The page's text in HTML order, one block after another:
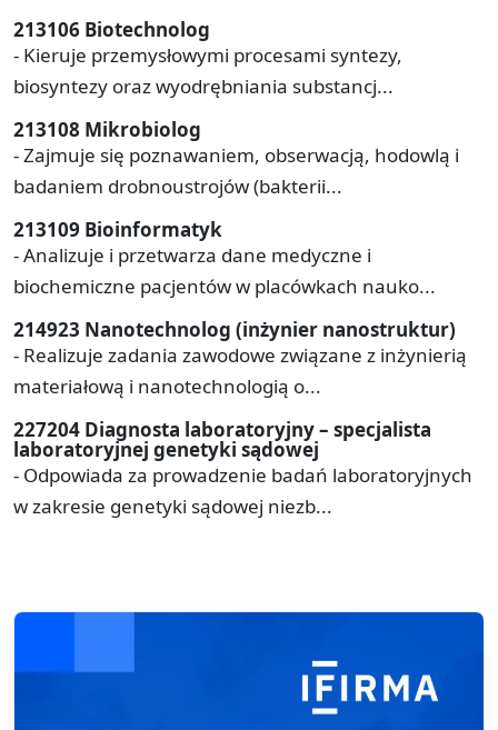
213106 Biotechnolog
- Kieruje przemysłowymi procesami syntezy,
biosyntezy oraz wyodrębniania substancj...
213108 Mikrobiolog
- Zajmuje się poznawaniem, obserwacją, hodowlą i
badaniem drobnoustrojów (bakterii...
213109 Bioinformatyk
- Analizuje i przetwarza dane medyczne i
biochemiczne pacjentów w placówkach nauko...
214923 Nanotechnolog (inżynier nanostruktur)
- Realizuje zadania zawodowe związane z inżynierią
materiałową i nanotechnologią o...
227204 Diagnosta laboratoryjny – specjalista
laboratoryjnej genetyki sądowej
- Odpowiada za prowadzenie badań laboratoryjnych
w zakresie genetyki sądowej niezb...